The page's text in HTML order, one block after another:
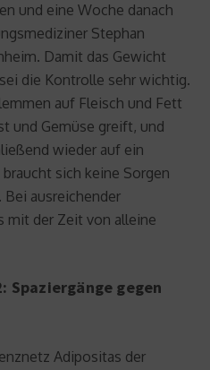
und eine Woche danach
Stephan
Damit das Gewicht
die Kontrolle sehr wichtig.
auf Fleisch und Fett
und Gemüse greift, und
wieder auf ein
sich keine Sorgen
ausreichender
mit der Zeit von alleine
Spaziergänge gegen
Adipositas der